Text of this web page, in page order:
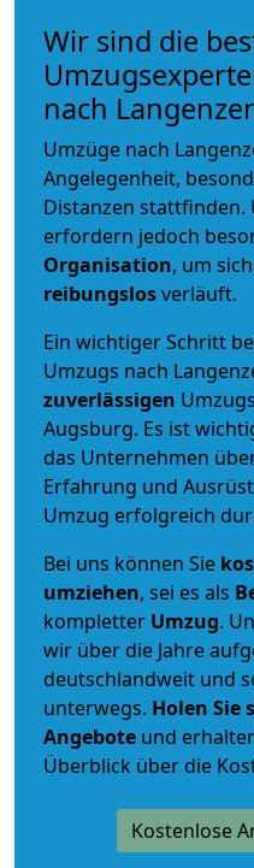
Wir sind die
nach
Umzüge nach
Angelegenheit,
Distanzen stattfinden.
erfordern jedoch
Organisation, um
reibungslosverläuft.
Ein wichtiger Schritt
Umzugs nach
zuverlässigen
Augsburg. Es ist
das Unternehmen
Erfahrung und
Umzug erfolgreich
Bei uns können Sie
umziehen, sei es als
kompletter Umzug.
wir über die Jahre
deutschlandweit und
unterwegs. Holen Sie
Angebote und
Überblick über die
Kostenlose